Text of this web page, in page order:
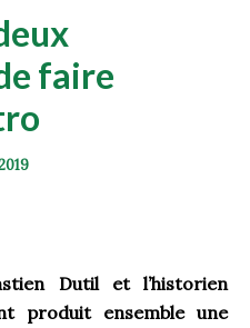
faire
Dutil et l’historien
produit ensemble une